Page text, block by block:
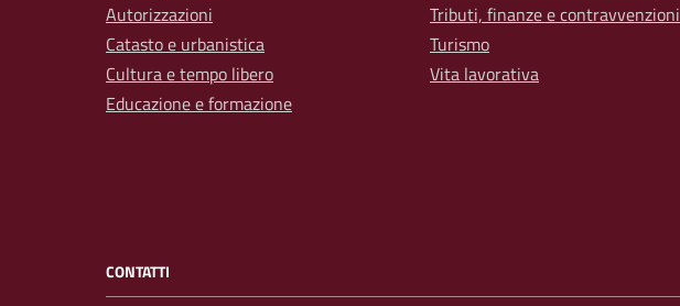
Autorizzazioni
Catasto e urbanistica
Cultura e tempo libero
Educazione e formazione
Tributi, finanze e contravvenzioni
Turismo
Vita lavorativa
CONTATTI